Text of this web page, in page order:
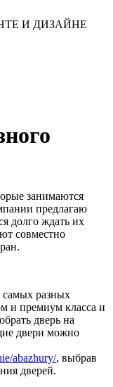
И ДИЗАЙНЕ
занимаются
предлагаю
долго ждать их
совместно
самых разных
и премиум класса и
дверь на
двери можно
abazhury/, выбрав
дверей.